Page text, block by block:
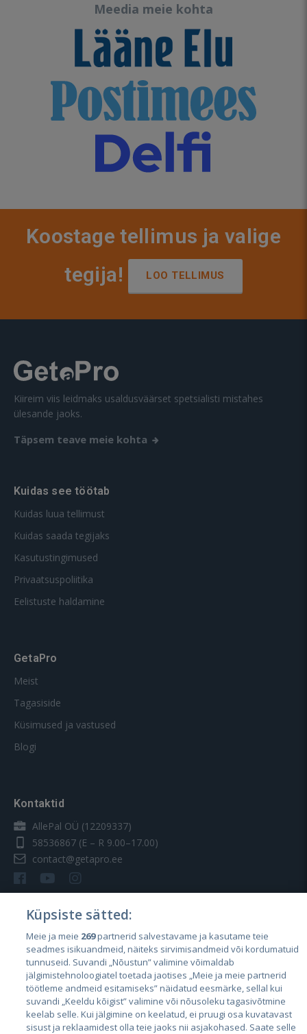
Meedia meie kohta
Koostage tellimus ja valige
tegija!
LOO TELLIMUS
Kiireim viis leidmaks usaldusväärset spetsialisti mistahes
ülesande jaoks.
Täpsem teave meie kohta
Kuidas see töötab
Kuidas luua tellimust
Kuidas saada tegijaks
Kasutustingimused
Privaatsuspoliitika
Eelistuste haldamine
GetaPro
Meist
Tagasiside
Küsimused ja vastused
Blogi
Kontaktid
AllePal OÜ (12209337)
58536867 (E – R 9.00–17.00)
contact@getapro.ee
Riigid
Eesti
Läti
Leedu
Küpsiste sätted:
Meie ja meie 269partnerid salvestavame ja kasutame teie
seadmes isikuandmeid, näiteks sirvimisandmeid või kordumatuid
tunnuseid. Suvandi „Nõustun” valimine võimaldab
jälgimistehnoloogiatel toetada jaotises „Meie ja meie partnerid
töötleme andmeid esitamiseks” näidatud eesmärke, sellal kui
suvandi „Keeldu kõigist” valimine või nõusoleku tagasivõtmine
keelab selle. Kui jälgimine on keelatud, ei pruugi osa kuvatavast
sisust ja reklaamidest olla teie jaoks nii asjakohased. Saate selle